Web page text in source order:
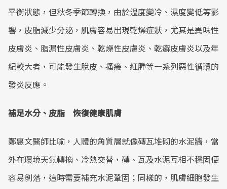
平衡狀態，但秋冬季節轉換，由於溫度變冷、濕度變低等影
響，皮脂減少分泌，肌膚容易出現乾燥症狀，尤其是異味性
皮膚炎、脂漏性皮膚炎、乾燥性皮膚炎、乾癬皮膚炎以及年
紀較大者，可能發生脫皮、搔癢、紅腫等一系列惡性循環的
發炎反應。
補足水分、皮脂 恢復健康肌膚
鄭惠文醫師比喻，人體的角質層就像磚瓦堆砌的水泥牆，當
外在環境天氣轉換、冷熱交替，磚、瓦及水泥互相不穩固便
容易剝落，這時需要補充水泥鞏固；同樣的，肌膚細胞發生